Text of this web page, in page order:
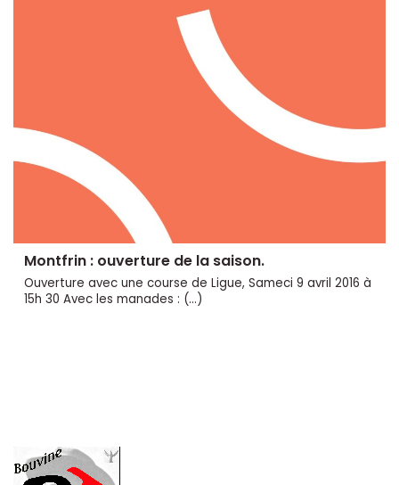
Montfrin : ouverture de la saison.
Ouverture avec une course de Ligue, Sameci 9 avril 2016 à
15h 30 Avec les manades : (...)